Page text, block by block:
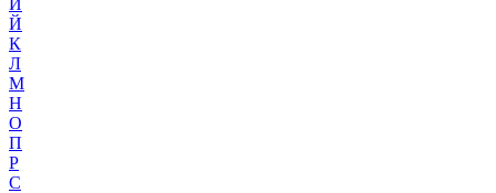
Й
К
Л
М
Н
О
П
Р
С